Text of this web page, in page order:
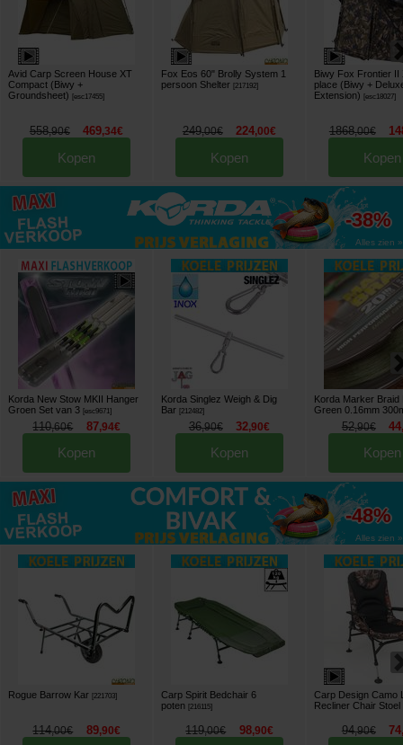
Avid Carp Screen House XT
Compact (Biwy +
Groundsheet)
[esc17455]
558,90€ 469,34€
Kopen
Fox Eos 60" Brolly System 1
persoon Shelter [217192]
249,00€ 224,00€
Kopen
Biwy Fox Frontier II
place (Biwy +
Extension)
[esc18027]
1868,00€
Kopen
tot
-38%
Alles zien »
Korda New Stow MKII Hanger
Groen Set van 3 [esc9671]
110,60€ 87,94€
Kopen
Korda Singlez Weigh & Dig
Bar [212482]
36,90€ 32,90€
Kopen
Korda Marker Braid
Green 0.16mm
52,90€ 44
Kopen
tot
-48%
Alles zien »
Rogue Barrow Kar [221703]
114,00€ 89,90€
Carp Spirit Bedchair 6
poten [216115]
119,00€ 98,90€
Carp Design Camo
Recliner Chair Stoel
94,90€ 74